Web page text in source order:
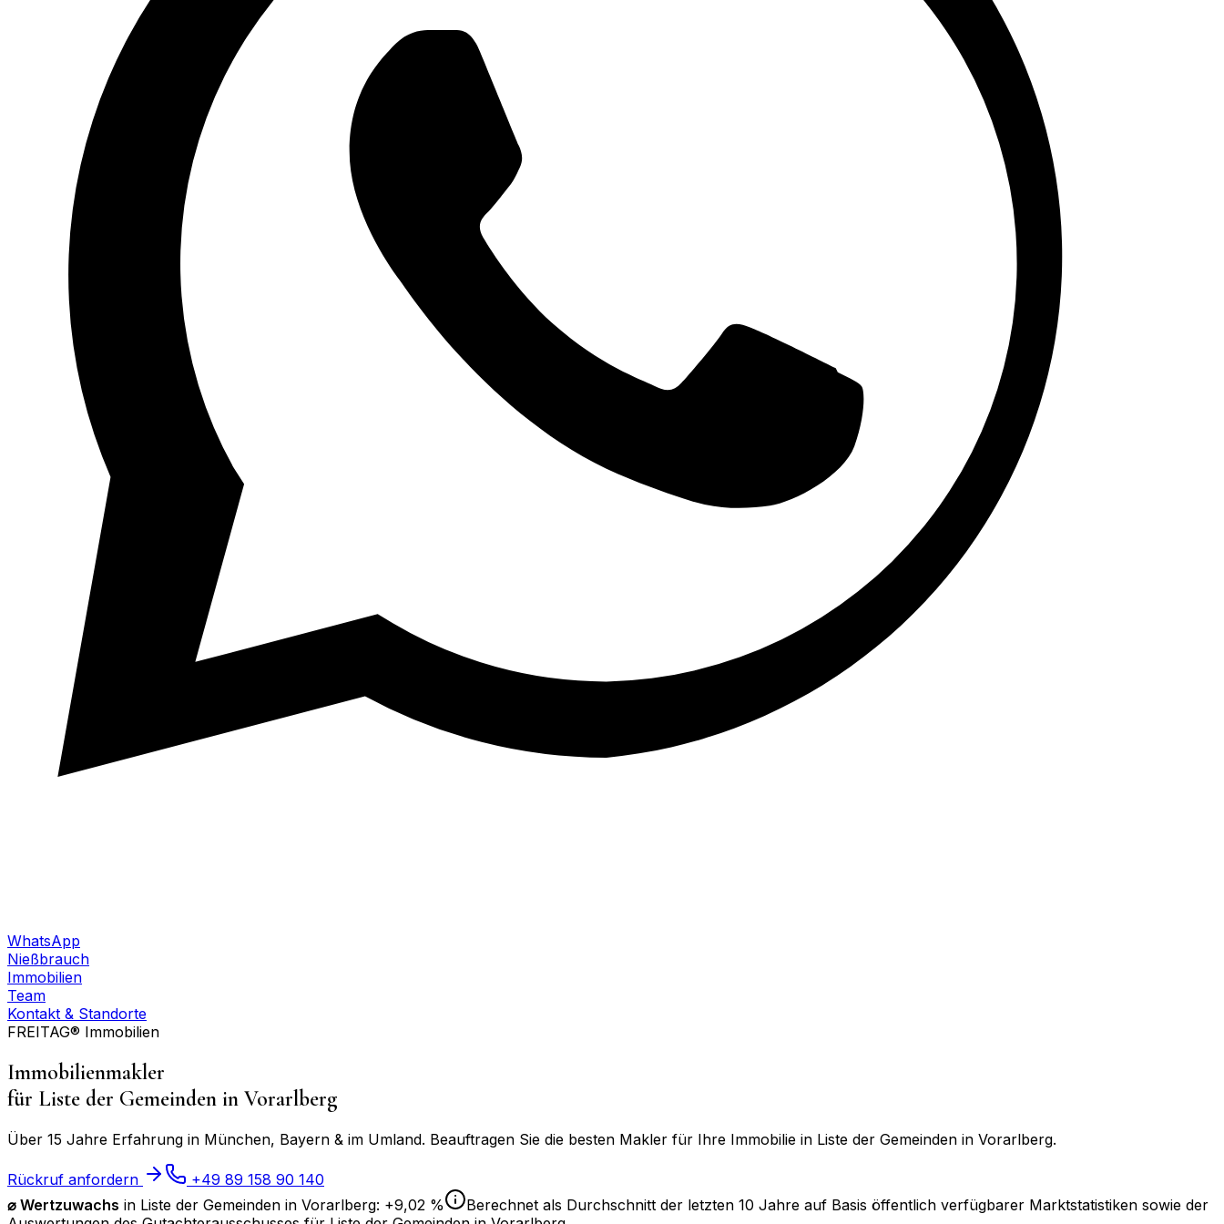
WhatsApp
Nießbrauch
Immobilien
Team
Kontakt & Standorte
FREITAG® Immobilien
Immobilienmakler
für Liste der Gemeinden in Vorarlberg
Über 15 Jahre Erfahrung in München, Bayern & im Umland. Beauftragen Sie die besten Makler für Ihre Immobilie in Liste der Gemeinden in Vorarlberg.
Rückruf anfordern
+49 89 158 90 140
⌀ Wertzuwachs in Liste der Gemeinden in Vorarlberg: +9,02 %
Berechnet als Durchschnitt der letzten 10 Jahre auf Basis öffentlich verfügbarer Marktstatistiken sowie der